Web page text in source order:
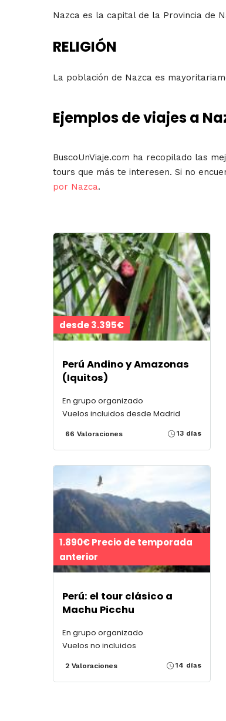
Nazca es la capital de la Provincia de
RELIGIÓN
La población de Nazca es
Ejemplos de viajes a
BuscoUnViaje.com ha recopilado las
tours que más te interesen. Si no
por Nazca.
desde 3.395€
Perú Andino y Amazonas
(Iquitos)
En grupo organizado
Vuelos incluidos desde Madrid
66 Valoraciones 13 días
1.890€ Precio de temporada
anterior
Perú: el tour clásico a
Machu Picchu
En grupo organizado
Vuelos no incluidos
2 Valoraciones 14 días